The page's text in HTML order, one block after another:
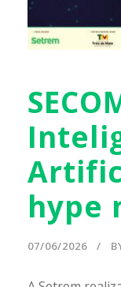
hype
07/06/2026